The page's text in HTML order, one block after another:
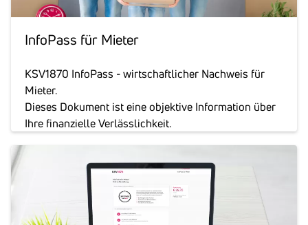
Info­Pass für Mieter
KSV1870 InfoPass - wirtschaftlicher Nachweis für
Mieter.
Dieses Dokument ist eine objektive Information über
Ihre finanzielle Verlässlichkeit.